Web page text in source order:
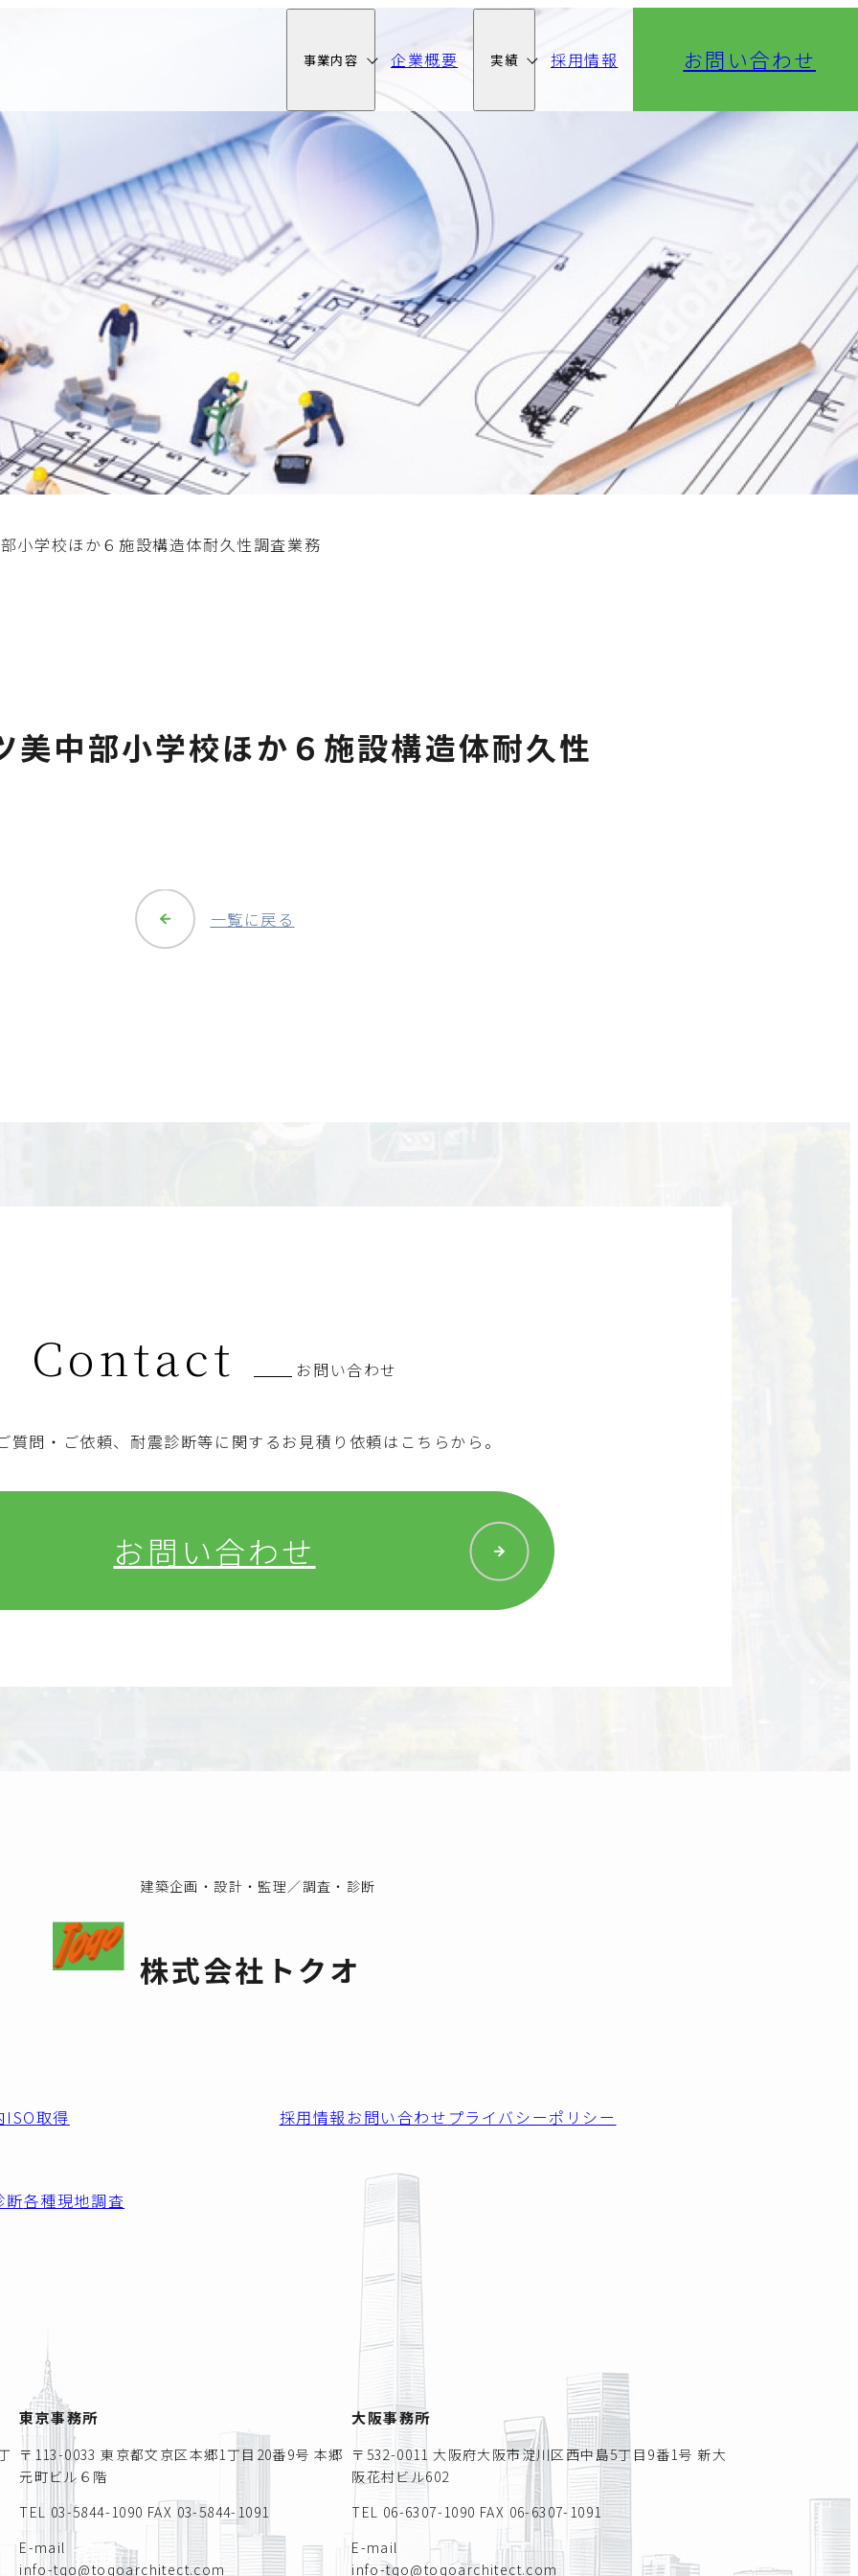
事業内容 企業概要 実績 採用情報 お問い合わせ
小学校ほか６施設構造体耐久性調査業務
美中部小学校ほか６施設構造体耐久性
一覧に戻る
Contact お問い合わせ
質問・ご依頼、耐震診断等に関するお見積り依頼はこちらから。
お問い合わせ
建築企画・設計・監理／調査・診断
株式会社トクオ
ISO取得
断各種現地調査
採用情報お問い合わせ プライバシーポリシー
東京事務所
〒113-0033 東京都文京区本郷1丁目20番9号 本郷
元町ビル６階
TEL 03-5844-1090 FAX 03-5844-1091
E-mail
info-tqo@toqoarchitect.com
大阪事務所
〒532-0011 大阪府大阪市淀川区西中島5丁目9番1号 新大
阪花村ビル602
TEL 06-6307-1090 FAX 06-6307-1091
E-mail
info-tqo@toqoarchitect.com